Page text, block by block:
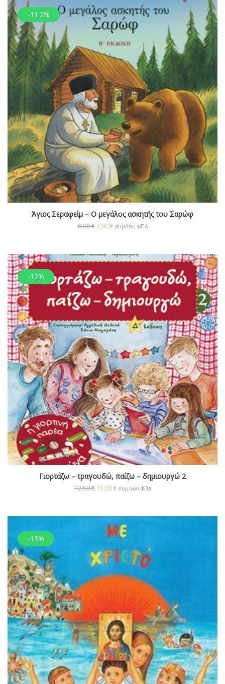
-11.2%
Άγιος Σεραφείμ – Ο μεγάλος ασκητής του Σαρώφ
8,90€ 7,90€ συμ/νου ΦΠΑ
-12%
Γιορτάζω – τραγουδώ, παίζω – δημιουργώ 2
12,50€ 11,00€ συμ/νου ΦΠΑ
-13%